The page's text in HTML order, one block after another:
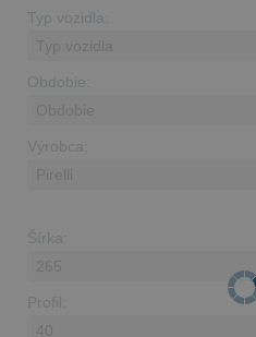
Typ vozidla:
Obdobie:
Výrobca:
Šírka:
Profil: